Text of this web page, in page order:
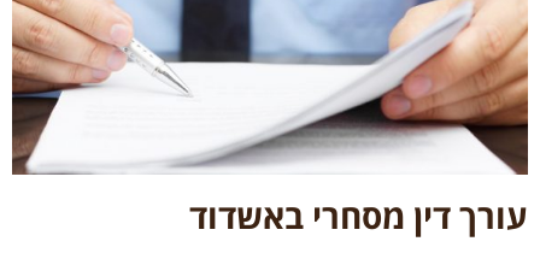
עורך דין מסחרי באשדוד